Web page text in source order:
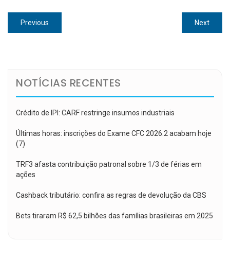
Navegação
de
Previous
post:
NextNext
post:
NOTÍCIAS RECENTES
Crédito de IPI: CARF restringe insumos industriais
Últimas horas: inscrições do Exame CFC 2026.2 acabam hoje
(7)
TRF3 afasta contribuição patronal sobre 1/3 de férias em
ações
Cashback tributário: confira as regras de devolução da CBS
Bets tiraram R$ 62,5 bilhões das famílias brasileiras em 2025